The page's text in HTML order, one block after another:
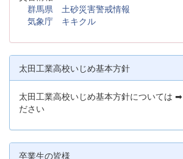
群馬県 土砂災害警戒情報
気象庁 キキクル
太田工業高校いじめ基本方針
太田工業高校いじめ基本方針については ➡
ださい
卒業生の皆様